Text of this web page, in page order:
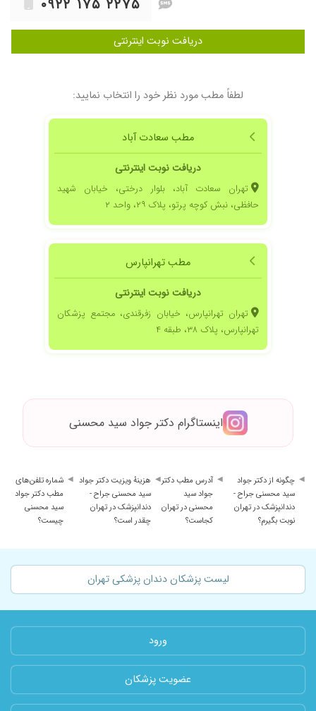
۰۹۲۲ ۱۷۵ ۲۲۷۵
دریافت نوبت اینترنتی
لطفاً مطب مورد نظر خود را انتخاب نمایید:
مطب سعادت آباد
دریافت نوبت اینترنتی
تهران سعادت آباد، بلوار درختی، خیابان شهید
حافظی، نبش کوچه پرتو، پلاک ۲۹، واحد ۲
مطب تهرانپارس
دریافت نوبت اینترنتی
تهران تهرانپارس، خیابان زفرقندی، مجتمع پزشکان
تهرانپارس، پلاک ۳۸، طبقه ۴
اینستاگرام دکتر جواد سید محسنی
چگونه از دکتر جواد
سید محسنی جراح -
دندانپزشک در تهران
نوبت بگیرم؟
آدرس مطب دکتر
جواد سید
محسنی در تهران
کجاست؟
هزینهٔ ویزیت دکتر جواد
سید محسنی جراح -
دندانپزشک در تهران
چقدر است؟
شماره تلفن‌های
مطب دکتر جواد
سید محسنی
چیست؟
لیست پزشکان دندان پزشکی تهران
ورود
عضویت پزشکان